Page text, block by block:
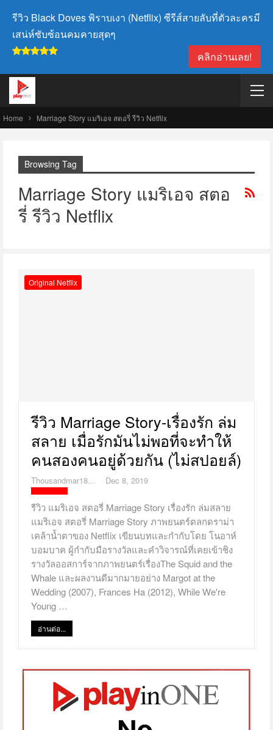
รีวิว Black Doves พิราบเงา (Netflix) ซีรีส์สายลับที่ตัวละครมี
เสน่ห์ซับซ้อนคมคายสุดๆ
คลิกอ่านเลย!
Home Marriage Story แมริเอจ สตอรี่ รีวิว Netflix
Browsing Tag
Marriage Story แมริเอจ สตอ
รี่ รีวิว Netflix
Original Netflix
รีวิว Marriage Story-เรื่องรัก ล่ม
สลาย เมื่อรักมันไม่พอที่จะทำให้
คนสองคนอยู่ด้วยกัน (ไม่สปอยล์)
Thousandmar1869 Dec 8, 2019
รีวิว แมริเอจ สตอรี่ Marriage Story เรื่องรัก ล่มสลาย
แมริเอจ สตอรี่ Marriage Story ภาพยนตร์ตลกดราม่า
เคล้าน้ำตาของ Netflix เขียนบทและกำกับโดย โนอาห์
บอมบาค ผู้กำกับมือรางวัลและคำวิจารณ์ที่เคยเข้าชิง
รางวัลออสการ์จากภาพยนตร์เรื่องThe Squid and the
Whale และผลงานดีมากมายอย่าง Margot at the
Wedding (2007), Frances Ha (2012), While We're
Young …
อ่านต่อ...